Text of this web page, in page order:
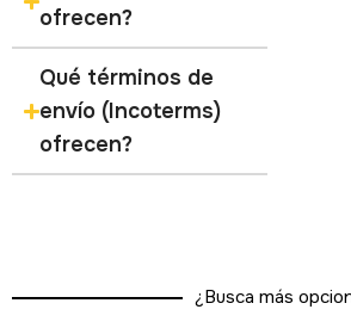
ofrecen?
Qué términos de
envío (Incoterms)
ofrecen?
¿Busca más